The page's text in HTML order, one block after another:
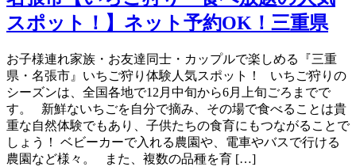
スポット！】ネット予約OK！三重県
お子様連れ家族・お友達同士・カップルで楽しめる『三重
県・名張市』いちご狩り体験人気スポット！ いちご狩りの
シーズンは、全国各地で12月中旬から6月上旬ごろまでで
す。 新鮮ないちごを自分で摘み、その場で食べることは貴
重な自然体験でもあり、子供たちの食育にもつながることで
しょう！ ベビーカーで入れる農園や、電車やバスで行ける
農園など様々。 また、複数の品種を育 […]